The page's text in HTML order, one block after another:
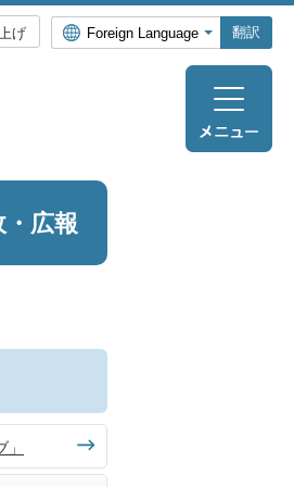
げ 翻訳
・広報